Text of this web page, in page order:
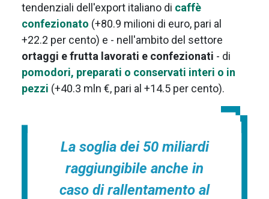
tendenziali dell'export italiano di caffè
confezionato (+80.9 milioni di euro, pari al
+22.2 per cento) e - nell'ambito del settore
ortaggi e frutta lavorati e confezionati - di
pomodori, preparati o conservati interi o in
pezzi (+40.3 mln €, pari al +14.5 per cento).
La soglia dei 50 miliardi
raggiungibile anche in
caso di rallentamento al